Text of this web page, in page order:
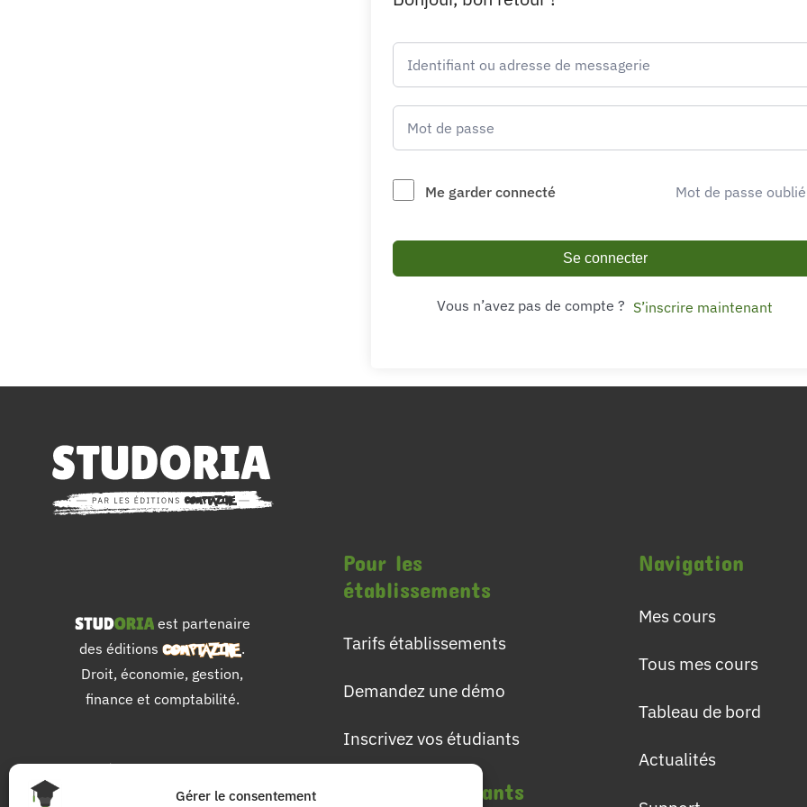
Gérer le consentement
Me garder connecté Mot de passe
Se connecter
Vous n’avez pas de compte ? S’inscrire maintenant
est partenaire
des éditions
.
Droit, économie, gestion,
finance et comptabilité.
Pour les
établissements
Tarifs établissements
Demandez une démo
Inscrivez vos étudiants
Pour les étudiants
Navigation
Mes cours
Tous mes cours
Tableau de bord
Actualités